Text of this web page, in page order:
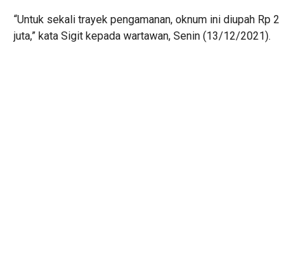
“Untuk sekali trayek pengamanan, oknum ini diupah Rp 2
juta,” kata Sigit kepada wartawan, Senin (13/12/2021).